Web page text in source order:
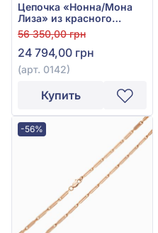
Цепочка «Нонна/Мона
Лиза» из красного
золота 585° без вставки,
арт. 0142
56 350,00 грн
24 794,00 грн
(арт. 0142)
Купить
-56%